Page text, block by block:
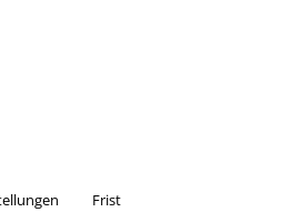
Frist